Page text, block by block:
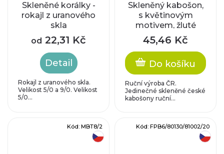
Skleněné korálky -
rokajl z uranového
skla
od 22,31 Kč
Detail
Rokajl z uranového skla.
Velikost 5/0 a 9/0. Velikost
5/0...
Skleněný kabošon,
s květinovým
motivem, žluté
uranové sklo, s
vrchním AB
45,46 Kč
Do košíku
Ruční výroba ČR.
Jedinečné skleněné české
kabošony ruční...
Kód: MBT8/2 Kód: FPB6/80130/81002/20